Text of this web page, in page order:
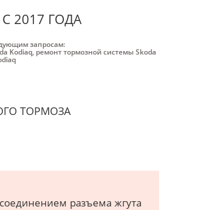
2017 ГОДА
запросам:
Kodiaq, ремонт тормозной системы Skoda
ТОРМОЗА
разъема жгута